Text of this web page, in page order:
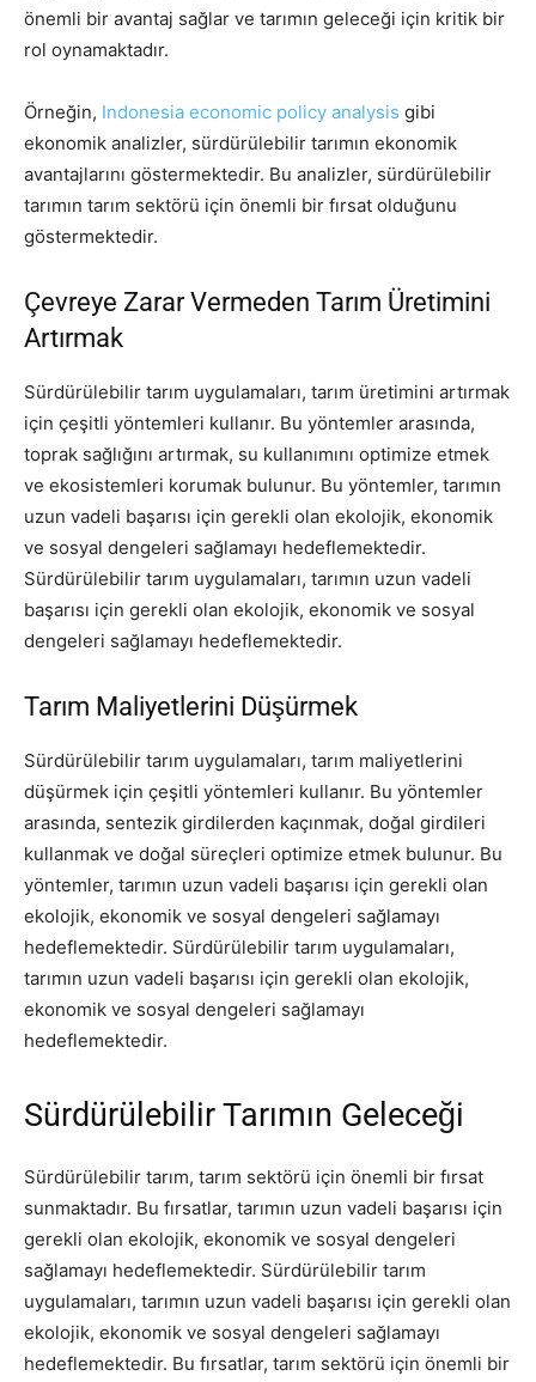
önemli bir avantaj sağlar ve tarımın geleceği için kritik bir
rol oynamaktadır.
Örneğin, Indonesia economic policy analysis gibi
ekonomik analizler, sürdürülebilir tarımın ekonomik
avantajlarını göstermektedir. Bu analizler, sürdürülebilir
tarımın tarım sektörü için önemli bir fırsat olduğunu
göstermektedir.
Çevreye Zarar Vermeden Tarım Üretimini
Artırmak
Sürdürülebilir tarım uygulamaları, tarım üretimini artırmak
için çeşitli yöntemleri kullanır. Bu yöntemler arasında,
toprak sağlığını artırmak, su kullanımını optimize etmek
ve ekosistemleri korumak bulunur. Bu yöntemler, tarımın
uzun vadeli başarısı için gerekli olan ekolojik, ekonomik
ve sosyal dengeleri sağlamayı hedeflemektedir.
Sürdürülebilir tarım uygulamaları, tarımın uzun vadeli
başarısı için gerekli olan ekolojik, ekonomik ve sosyal
dengeleri sağlamayı hedeflemektedir.
Tarım Maliyetlerini Düşürmek
Sürdürülebilir tarım uygulamaları, tarım maliyetlerini
düşürmek için çeşitli yöntemleri kullanır. Bu yöntemler
arasında, sentezik girdilerden kaçınmak, doğal girdileri
kullanmak ve doğal süreçleri optimize etmek bulunur. Bu
yöntemler, tarımın uzun vadeli başarısı için gerekli olan
ekolojik, ekonomik ve sosyal dengeleri sağlamayı
hedeflemektedir. Sürdürülebilir tarım uygulamaları,
tarımın uzun vadeli başarısı için gerekli olan ekolojik,
ekonomik ve sosyal dengeleri sağlamayı
hedeflemektedir.
Sürdürülebilir Tarımın Geleceği
Sürdürülebilir tarım, tarım sektörü için önemli bir fırsat
sunmaktadır. Bu fırsatlar, tarımın uzun vadeli başarısı için
gerekli olan ekolojik, ekonomik ve sosyal dengeleri
sağlamayı hedeflemektedir. Sürdürülebilir tarım
uygulamaları, tarımın uzun vadeli başarısı için gerekli olan
ekolojik, ekonomik ve sosyal dengeleri sağlamayı
hedeflemektedir. Bu fırsatlar, tarım sektörü için önemli bir